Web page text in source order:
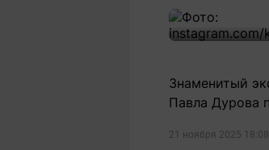
Знаменитый
Павла Дурова
21 ноября 2025 18:08